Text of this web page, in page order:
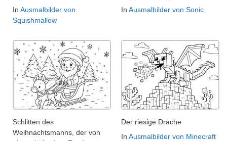
In Ausmalbilder von
Squishmallow
In Ausmalbilder von Sonic
Schlitten des
Weihnachtsmanns, der von
Der riesige Drache
In Ausmalbilder von Minecraft